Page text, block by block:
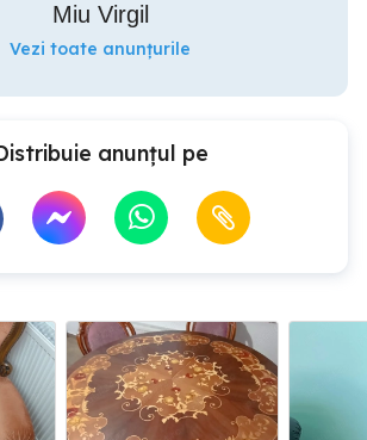
Miu Virgil
Vezi toate anunțurile
anunțul pe